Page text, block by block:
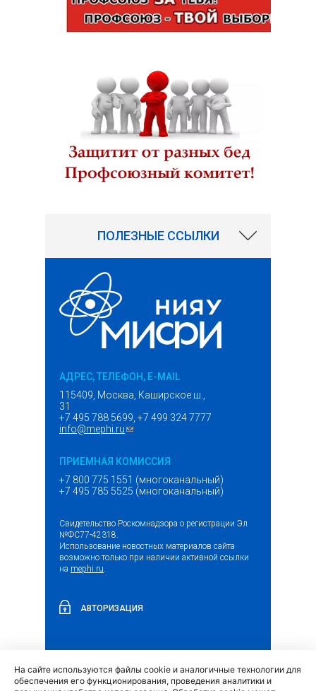
ПОЛЕЗНЫЕ ССЫЛКИ
АДРЕС, ТЕЛЕФОН, E-MAIL
115409, Москва, Каширское ш.,
31
+7 495 788 5699, +7 499 324 7777
info@mephi.ru(ссылка для отправки email)
ПРИЕМНАЯ КОМИССИЯ
+7 800 775 1551 (многоканальный)
+7 495 785 5525 (многоканальный)
Свидетельство Роскомнадзора о регистрации Эл
№ФС77-42318.
Использование новостных материалов сайта
возможно только при наличии активной ссылки
на mephi.ru.
АВТОРИЗАЦИЯ
Обращение граждан и организаций (внешняя
ссылка)
На сайте используются файлы cookie и аналогичные технологии для
обеспечения его функционирования, проведения аналитики и